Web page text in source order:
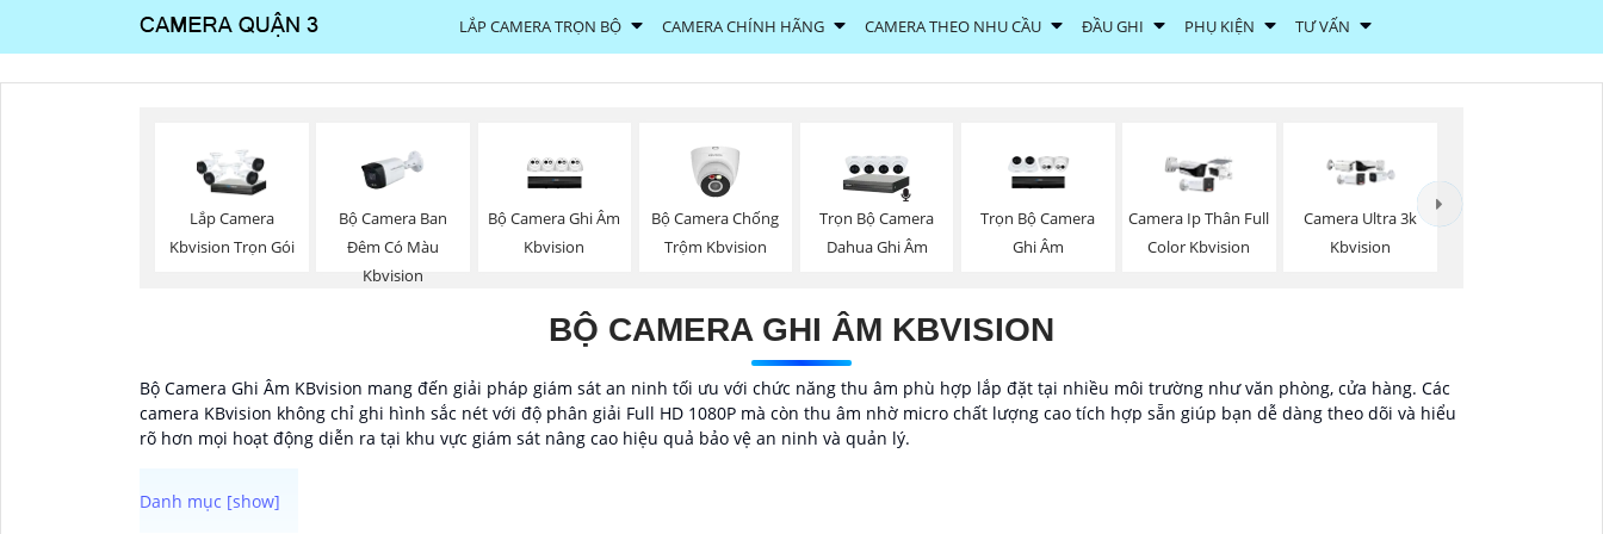
LẮP CAMERA TRỌN BỘ CAMERA CHÍNH HÃNG CAMERA THEO NHU CẦU ĐẦU GHI PHỤ KIỆN TƯ VẤN
Lắp Camera
Kbvision Trọn Gói
Bộ Camera Ban
Đêm Có Màu
Kbvision
Bộ Camera Ghi Âm
Kbvision
Bộ Camera Chống
Trộm Kbvision
Trọn Bộ Camera
Dahua Ghi Âm
Trọn Bộ Camera
Ghi Âm
Camera Ip Thân Full
Color Kbvision
Camera Ultra 3k
Kbvision
BỘ CAMERA GHI ÂM KBVISION
Bộ Camera Ghi Âm KBvision mang đến giải pháp giám sát an ninh tối ưu với chức năng thu âm phù hợp lắp đặt tại nhiều môi trường như văn phòng, cửa hàng. Các
camera KBvision không chỉ ghi hình sắc nét với độ phân giải Full HD 1080P mà còn thu âm nhờ micro chất lượng cao tích hợp sẵn giúp bạn dễ dàng theo dõi và hiểu
rõ hơn mọi hoạt động diễn ra tại khu vực giám sát nâng cao hiệu quả bảo vệ an ninh và quản lý.